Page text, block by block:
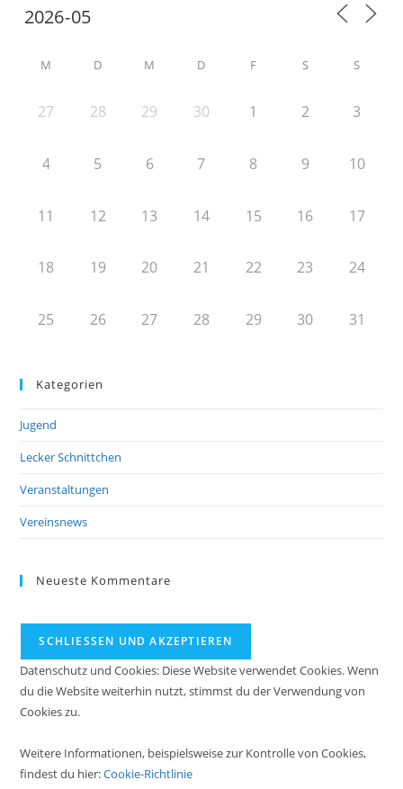
M D M D F S S
27 28 29 30 1 2 3
4 5 6 7 8 9 10
11 12 13 14 15 16 17
18 19 20 21 22 23 24
25 26 27 28 29 30 31
Kategorien
Jugend
Lecker Schnittchen
Veranstaltungen
Vereinsnews
Neueste Kommentare
Datenschutz und Cookies: Diese Website verwendet Cookies. Wenn
du die Website weiterhin nutzt, stimmst du der Verwendung von
Cookies zu.
Weitere Informationen, beispielsweise zur Kontrolle von Cookies,
findest du hier:Cookie-Richtlinie